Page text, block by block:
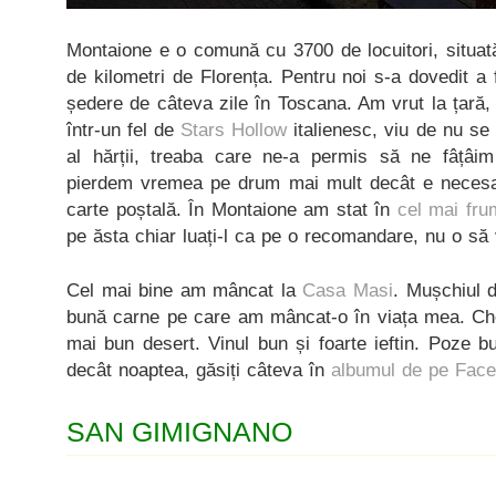
Montaione e o comună cu 3700 de locuitori,
de kilometri de Florența. Pentru noi s-a dovedit
ședere de câteva zile în Toscana. Am vrut la
într-un fel de Stars Hollow italienesc, viu de nu
al hărții, treaba care ne-a permis să ne
pierdem vremea pe drum mai mult decât e
carte poștală. În Montaione am stat în cel mai
pe ăsta chiar luați-l ca pe o recomandare, nu o să
Cel mai bine am mâncat la Casa Masi. Mușchiul
bună carne pe care am mâncat-o în viața mea.
mai bun desert. Vinul bun și foarte ieftin. Poze
decât noaptea, găsiți câteva în albumul de pe
SAN GIMIGNANO